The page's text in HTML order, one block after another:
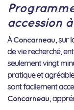
accession
ÀConcarneau, sur
de vie recherché,
seulement vingt
pratique et
sont facilement
Concarneau,